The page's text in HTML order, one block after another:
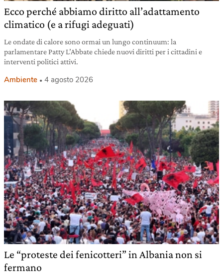
Ecco perché abbiamo diritto all’adattamento
climatico (e a rifugi adeguati)
Le ondate di calore sono ormai un lungo continuum: la
parlamentare Patty L’Abbate chiede nuovi diritti per i cittadini e
interventi politici attivi.
Ambiente 4 agosto 2026
Le “proteste dei fenicotteri” in Albania non si
fermano